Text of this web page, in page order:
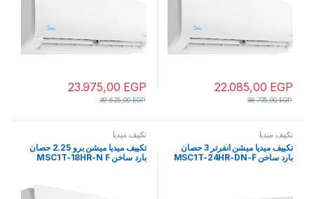
22.085,00 EGP
38.735,00EGP
23.975,00 EGP
39.625,00EGP
تكييف ميديا
تكييف ميديا ميشن انفرتر 3 حصان
بارد ساخن MSC1T-24HR-DN-F
تكييف ميديا
تكييف ميديا ميشن برو 2.25 حصان
بارد ساخن MSC1T-18HR-N F